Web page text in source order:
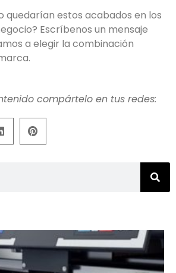
quedarían estos acabados en los
Escríbenos un mensaje
a elegir la combinación
compártelo en tus redes: